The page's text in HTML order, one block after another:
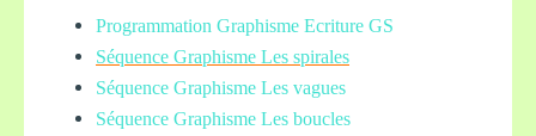
Programmation Graphisme Ecriture GS
Séquence Graphisme Les spirales
Séquence Graphisme Les vagues
Séquence Graphisme Les boucles